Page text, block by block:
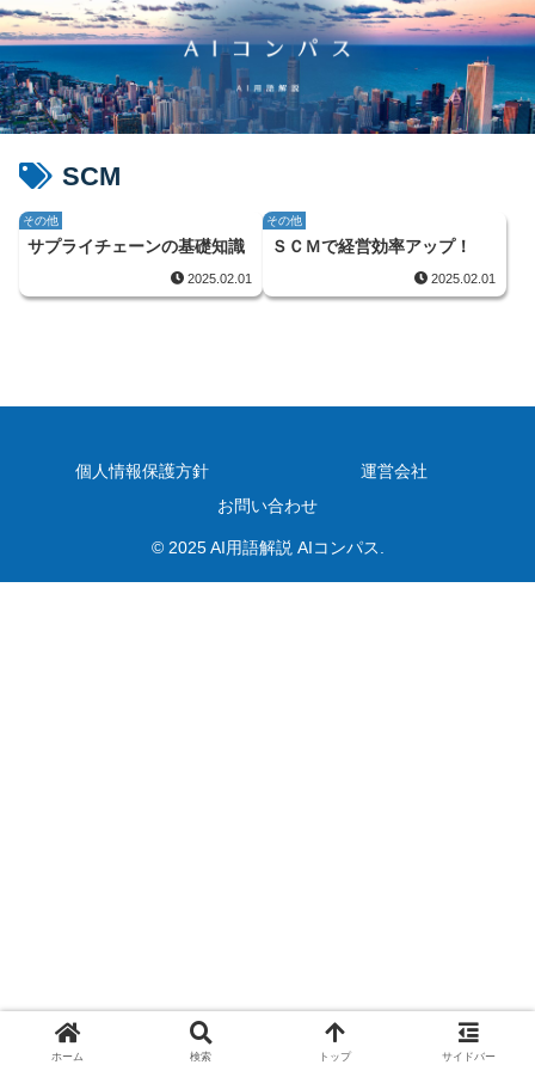
SCM
その他
サプライチェーンの基礎知識
2025.02.01
その他
ＳＣＭで経営効率アップ！
2025.02.01
個人情報保護方針
運営会社
お問い合わせ
© 2025 AI用語解説 AIコンパス.
ホーム 検索 トップ サイドバー